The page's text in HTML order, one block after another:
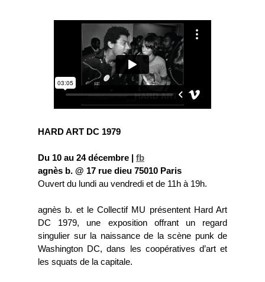
HARD ART DC 1979
Du 10 au 24 décembre | fb
agnès b. @ 17 rue dieu 75010 Paris
Ouvert du lundi au vendredi et de 11h à 19h.
agnès b. et le Collectif MU présentent Hard Art
DC 1979, une exposition offrant un regard
singulier sur la naissance de la scène punk de
Washington DC, dans les coopératives d’art et
les squats de la capitale.